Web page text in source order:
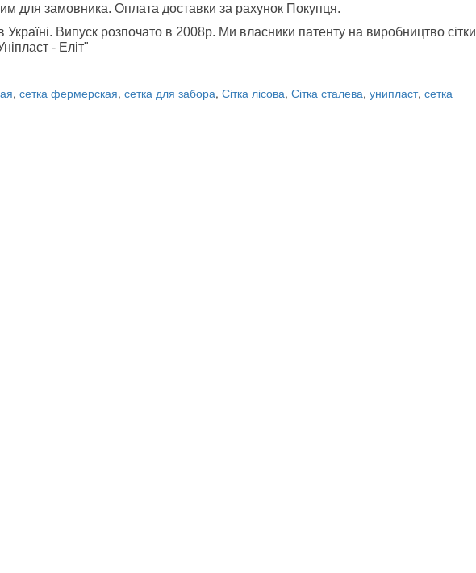
для замовника. Оплата доставки за рахунок Покупця.
Випуск розпочато в 2008р. Ми власники патенту на виробництво сітки
- Еліт"
, сетка фермерская, сетка для забора, Сітка лісова, Сітка сталева, унипласт, сетка